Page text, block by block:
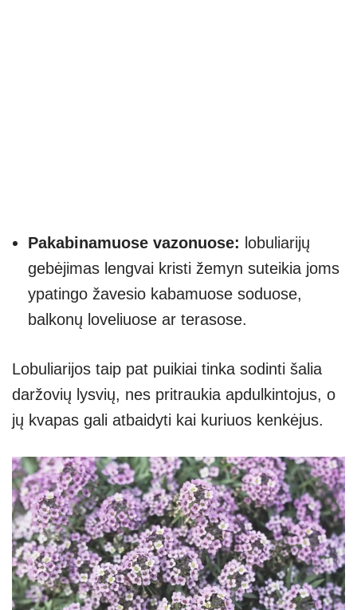
Pakabinamuose vazonuose: lobuliarijų
gebėjimas lengvai kristi žemyn suteikia joms
ypatingo žavesio kabamuose soduose,
balkonų loveliuose ar terasose.
Lobuliarijos taip pat puikiai tinka sodinti šalia
daržovių lysvių, nes pritraukia apdulkintojus, o
jų kvapas gali atbaidyti kai kuriuos kenkėjus.